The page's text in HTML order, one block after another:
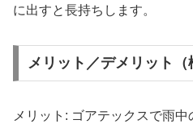
に出すと長持ちします。
メリット／デメリット（
メリット: ゴアテックスで雨